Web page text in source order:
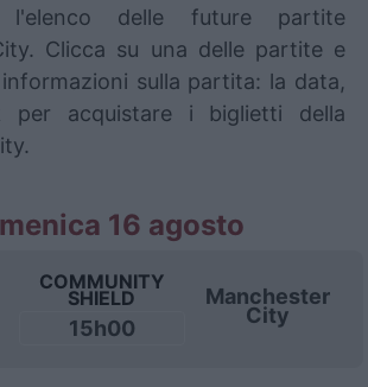
l'elenco delle future partite
Clicca su una delle partite e
sulla partita: la data,
acquistare i biglietti della
16 agosto
COMMUNITY
SHIELD
15h00
Manchester
City